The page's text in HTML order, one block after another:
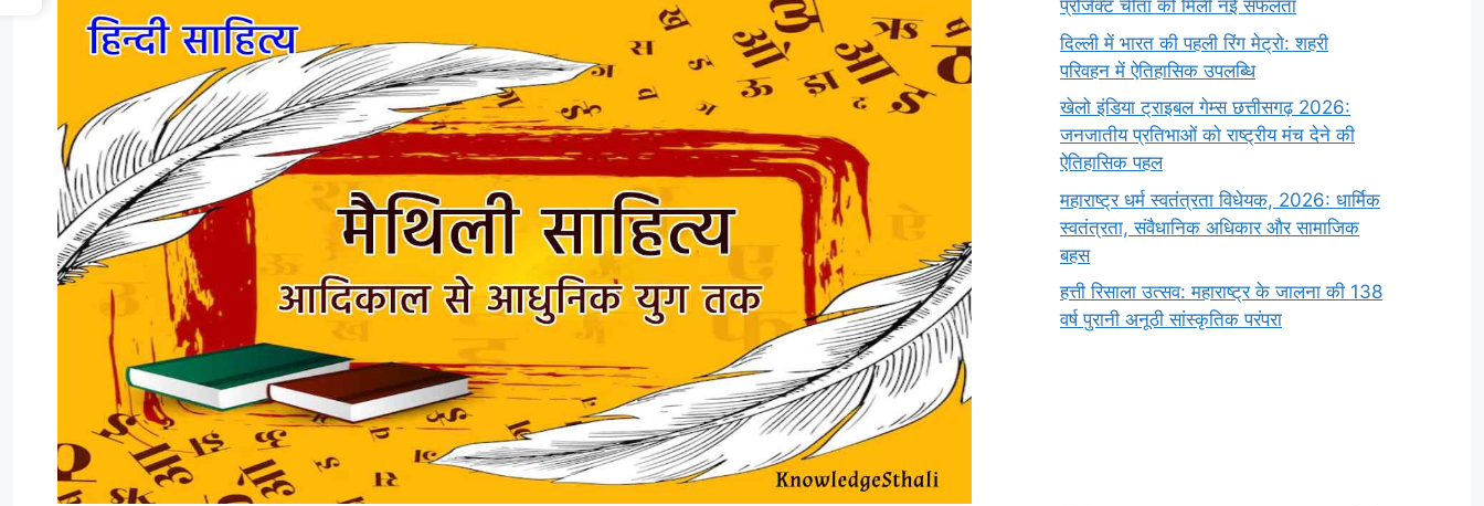
प्रोजेक्ट चीता को मिली नई सफलता
दिल्ली में भारत की पहली रिंग मेट्रो: शहरी
परिवहन में ऐतिहासिक उपलब्धि
खेलो इंडिया ट्राइबल गेम्स छत्तीसगढ़ 2026:
जनजातीय प्रतिभाओं को राष्ट्रीय मंच देने की
ऐतिहासिक पहल
महाराष्ट्र धर्म स्वतंत्रता विधेयक, 2026: धार्मिक
स्वतंत्रता, संवैधानिक अधिकार और सामाजिक
बहस
हत्ती रिसाला उत्सव: महाराष्ट्र के जालना की 138
वर्ष पुरानी अनूठी सांस्कृतिक परंपरा